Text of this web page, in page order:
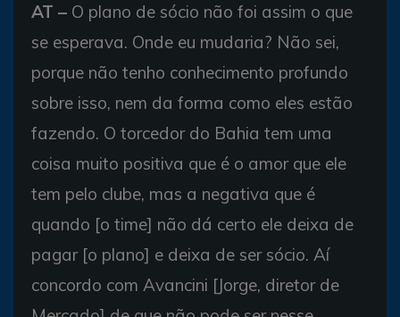
AT – O plano de sócio não foi assim o que
se esperava. Onde eu mudaria? Não sei,
porque não tenho conhecimento profundo
sobre isso, nem da forma como eles estão
fazendo. O torcedor do Bahia tem uma
coisa muito positiva que é o amor que ele
tem pelo clube, mas a negativa que é
quando [o time] não dá certo ele deixa de
pagar [o plano] e deixa de ser sócio. Aí
concordo com Avancini [Jorge, diretor de